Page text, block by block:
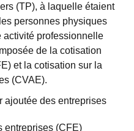
(TP), à laquelle étaient
personnes physiques
activité professionnelle
de la cotisation
et la cotisation sur la
(CVAE).
ajoutée des entreprises
entreprises (CFE)